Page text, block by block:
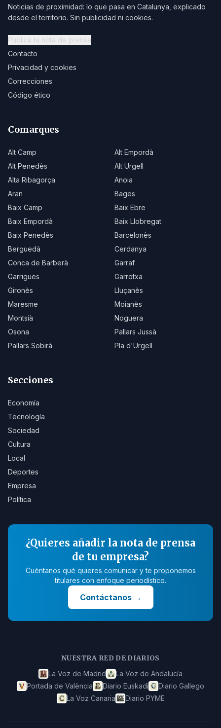
Noticias de proximidad: lo que pasa en Catalunya, explicado
desde el territorio. Sin publicidad ni cookies.
Publica tu nota de prensa
Contacto
Privacidad y cookies
Correcciones
Código ético
Comarques
Alt Camp
Alt Empordà
Alt Penedès
Alt Urgell
Alta Ribagorça
Anoia
Aran
Bages
Baix Camp
Baix Ebre
Baix Empordà
Baix Llobregat
Baix Penedès
Barcelonès
Berguedà
Cerdanya
Conca de Barberà
Garraf
Garrigues
Garrotxa
Gironès
Lluçanès
Maresme
Moianès
Montsià
Noguera
Osona
Pallars Jussà
Pallars Sobirà
Pla d'Urgell
Secciones
Economía
Tecnología
Sociedad
Cultura
Local
Deportes
Empresa
Política
¿Quieres añadir la nota de prensa
de tu empresa?
Cuéntanos qué quieres comunicar y te proponemos
titulares con enfoque periodístico.
Contáctanos→
NUESTRA RED DE DIARIOS
La Voz de Madrid
La Voz de Andalucía
Portada de València
Diario Euskadi
Diario Gallego
La Voz Canaria
Diario PYME